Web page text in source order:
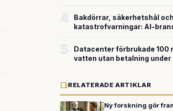
Bakdörrar, säkerhetshål och
katastrofvarningar: AI-
Datacenter förbrukade 100
vatten utan betalning under
RELATERADE ARTIKLAR
Ny forskning gör